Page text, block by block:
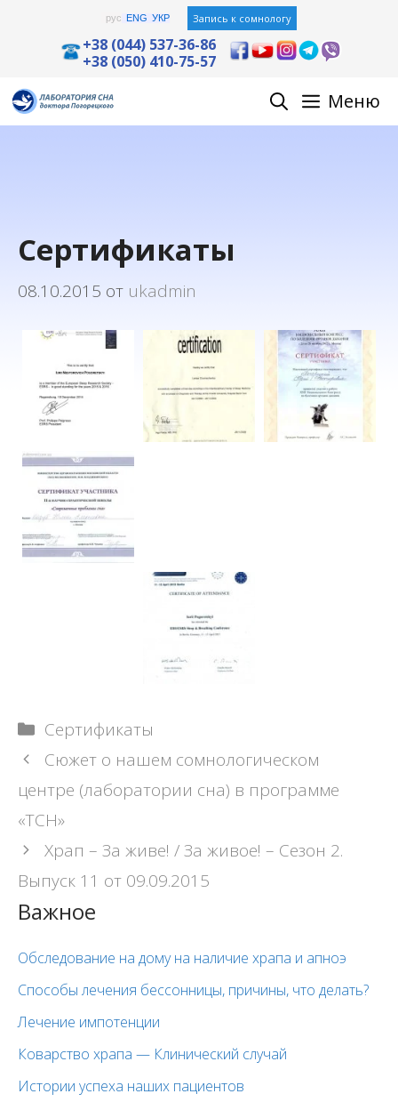
содержимому
рус ENG УКР Запись к сомнологу
+38 (044) 537-36-86
+38 (050) 410-75-57
Меню
Сертификаты
08.10.2015 от ukadmin
Рубрики
Сертификаты
Навигация
Сюжет о нашем сомнологическом
центре (лаборатории сна) в программе
«ТСН»
Храп – За живе! / За живое! – Сезон 2.
Выпуск 11 от 09.09.2015
Важное
Обследование на дому на наличие храпа и апноэ
Способы лечения бессонницы, причины, что делать?
Лечение импотенции
Коварство храпа — Клинический случай
Истории успеха наших пациентов